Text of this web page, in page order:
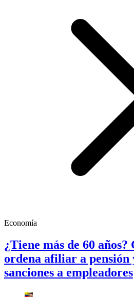
Economía
¿Tiene más de 60
ordena afiliar a pensión
sanciones a empleadores